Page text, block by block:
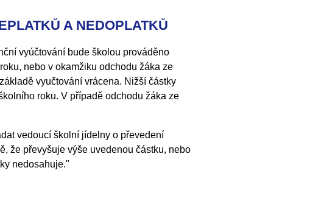
A NEDOPLATKŮ
vyúčtování bude školou prováděno
nebo v okamžiku odchodu žáka ze
vyučtování vrácena. Nižší částky
roku. V případě odchodu žáka ze
vedoucí školní jídelny o převedení
že převyšuje výše uvedenou částku, nebo
nedosahuje."